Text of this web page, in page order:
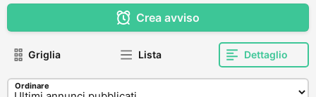
Crea avviso
Griglia Lista Dettaglio
Ordinare